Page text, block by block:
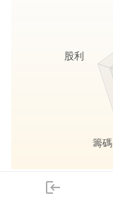
login
長線價值
籌碼
股利